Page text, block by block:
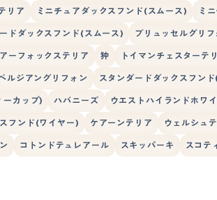
リア ミニチュアダックスフンド(スムース) ミ
ドダックスフンド(スムース) ブリュッセルグリ
ーフォックステリア 狆 トイマンチェスターテ
ルジアングリフォン スタンダードダックスフン
ーカップ) ハバニーズ ウエストハイランドホワ
フンド(ワイヤー) ケアーンテリア ウェルシュ
コトンドテュレアール スキッパーキ スコテ